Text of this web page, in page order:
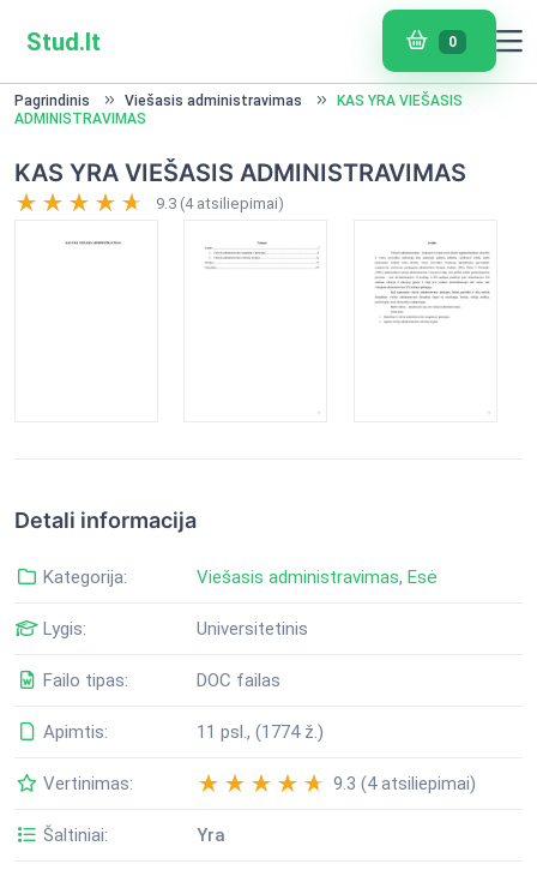
Stud.lt 0
Pagrindinis Viešasis administravimas
KAS YRA VIEŠASIS
ADMINISTRAVIMAS
KAS YRA VIEŠASIS ADMINISTRAVIMAS
9.3 (4 atsiliepimai)
Detali informacija
Kategorija: Viešasis administravimas, Esė
Lygis: Universitetinis
Failo tipas: DOC failas
Apimtis: 11 psl., (1774 ž.)
Vertinimas: 9.3 (4 atsiliepimai)
Šaltiniai: Yra